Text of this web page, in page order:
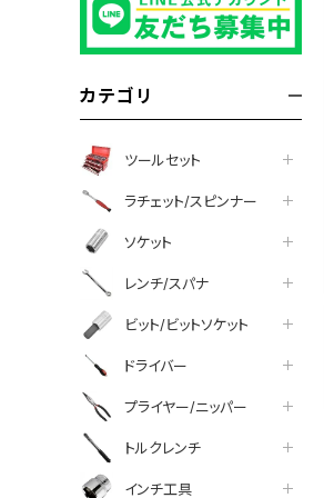
カテゴリ
ツールセット
ラチェット/スピンナー
ソケット
レンチ/スパナ
ビット/ビットソケット
ドライバー
プライヤー/ニッパー
トルクレンチ
インチ工具
facebook
line